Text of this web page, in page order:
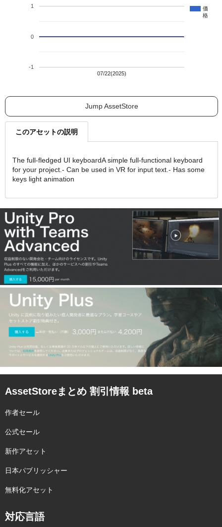
価
格
07/22(2025)
-1
0
1
Jump AssetStore
このアセットの説明
The full-fledged UI keyboardA simple full-functional keyboard
for your project.- Can be used in VR for input text.- Has some
keys light animation
AssetStoreまとめ 割引情報 beta
作者セール
公式セール
新作アセット
日本パブリッシャー
無料化アセット
対応言語